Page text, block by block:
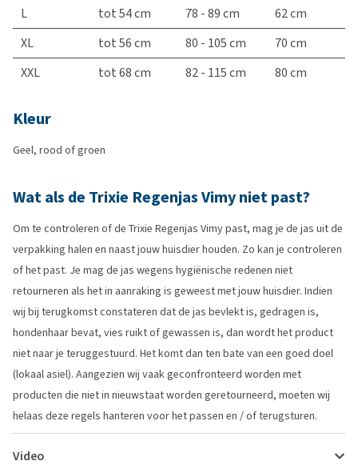
L
tot 54 cm 78 - 89 cm
62 cm
XL
tot 56 cm 80 - 105 cm
70 cm
XXL
tot 68 cm 82 - 115 cm 80 cm
Kleur
Geel, rood of groen
Wat als de Trixie Regenjas Vimy niet past?
Om te controleren of de Trixie Regenjas Vimy past, mag je de jas uit de
verpakking halen en naast jouw huisdier houden. Zo kan je controleren
of het past. Je mag de jas wegens hygiënische redenen niet
retourneren als het in aanraking is geweest met jouw huisdier. Indien
wij bij terugkomst constateren dat de jas bevlekt is, gedragen is,
hondenhaar bevat, vies ruikt of gewassen is, dan wordt het product
niet naar je teruggestuurd. Het komt dan ten bate van een goed doel
(lokaal asiel). Aangezien wij vaak geconfronteerd worden met
producten die niet in nieuwstaat worden geretourneerd, moeten wij
helaas deze regels hanteren voor het passen en / of terugsturen.
Video